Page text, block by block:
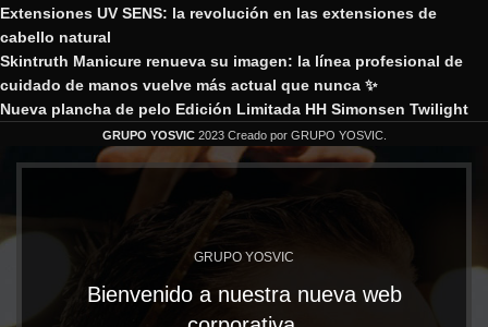
Extensiones UV SENS: la revolución en las extensiones de
cabello natural
Skintruth Manicure renueva su imagen: la línea profesional de
cuidado de manos vuelve más actual que nunca ✨
Nueva plancha de pelo Edición Limitada HH Simonsen Twilight
GRUPO YOSVIC 2023 Creado por GRUPO YOSVIC.
GRUPO YOSVIC
Bienvenido a nuestra nueva web